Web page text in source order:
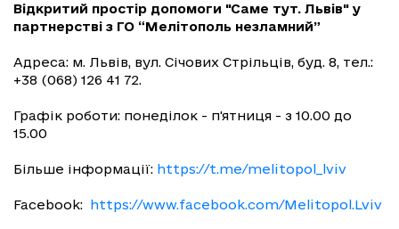
Відкритий простір допомоги "Саме тут. Львів" у
партнерстві з ГО “Мелітополь незламний”
Адреса: м. Львів, вул. Січових Стрільців, буд. 8, тел.:
+38 (068) 126 41 72.
Графік роботи: понеділок - п'ятниця - з 10.00 до
15.00
Більше інформації: https://t.me/melitopol_lviv
Facebook: https://www.facebook.com/Melitopol.Lviv